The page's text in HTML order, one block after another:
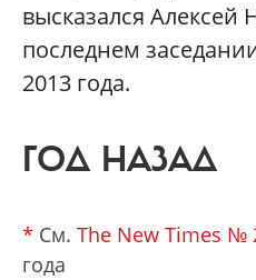
высказался Алексей
последнем
2013 года.
ГОД НАЗАД
* См. The New Times №
года